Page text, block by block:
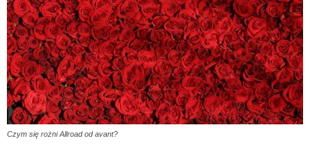
Czym się rożni Allroad od avant?